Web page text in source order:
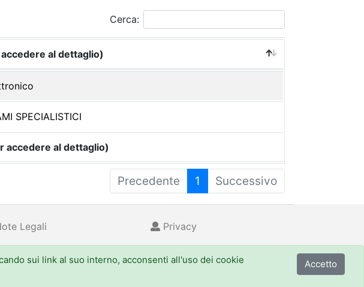
Cerca:
al dettaglio)
SPECIALISTICI
accedere al dettaglio)
Precedente 1 Successivo
Legali Privacy
sui link al suo interno, acconsenti all'uso dei cookie
Accetto